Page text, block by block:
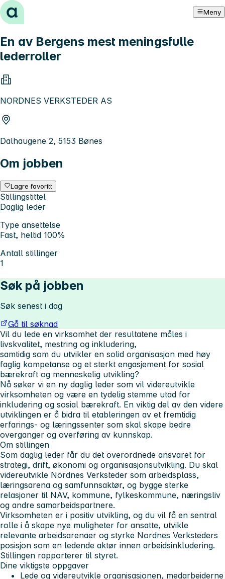
Hopp til innhold Meny
En av Bergens mest meningsfulle
lederroller
NORDNES VERKSTEDER AS
Dalhaugene 2, 5153 Bønes
Om jobben
Lagre favoritt
Stillingstittel
Daglig leder
Type ansettelse
Fast, heltid 100%
Antall stillinger
1
Søk på jobben
Søk senest i dag
Gå til søknad
Vil du lede en virksomhet der resultatene måles i
livskvalitet, mestring og inkludering,
samtidig som du utvikler en solid organisasjon med høy
faglig kompetanse og et sterkt engasjement for sosial
bærekraft og menneskelig utvikling?
Nå søker vi en ny daglig leder som vil videreutvikle
virksomheten og være en tydelig stemme utad for
inkludering og sosial bærekraft. En viktig del av den videre
utviklingen er å bidra til etableringen av et fremtidig
erfarings- og læringssenter som skal skape bedre
overganger og overføring av kunnskap.
Om stillingen
Som daglig leder får du det overordnede ansvaret for
strategi, drift, økonomi og organisasjonsutvikling. Du skal
videreutvikle Nordnes Verksteder som arbeidsplass,
læringsarena og samfunnsaktør, og bygge sterke
relasjoner til NAV, kommune, fylkeskommune, næringsliv
og andre samarbeidspartnere.
Virksomheten er i positiv utvikling, og du vil få en sentral
rolle i å skape nye muligheter for ansatte, utvikle
relevante arbeidsarenaer og styrke Nordnes Verksteders
posisjon som en ledende aktør innen arbeidsinkludering.
Stillingen rapporterer til styret.
Dine viktigste oppgaver
Lede og videreutvikle organisasjonen, medarbeiderne